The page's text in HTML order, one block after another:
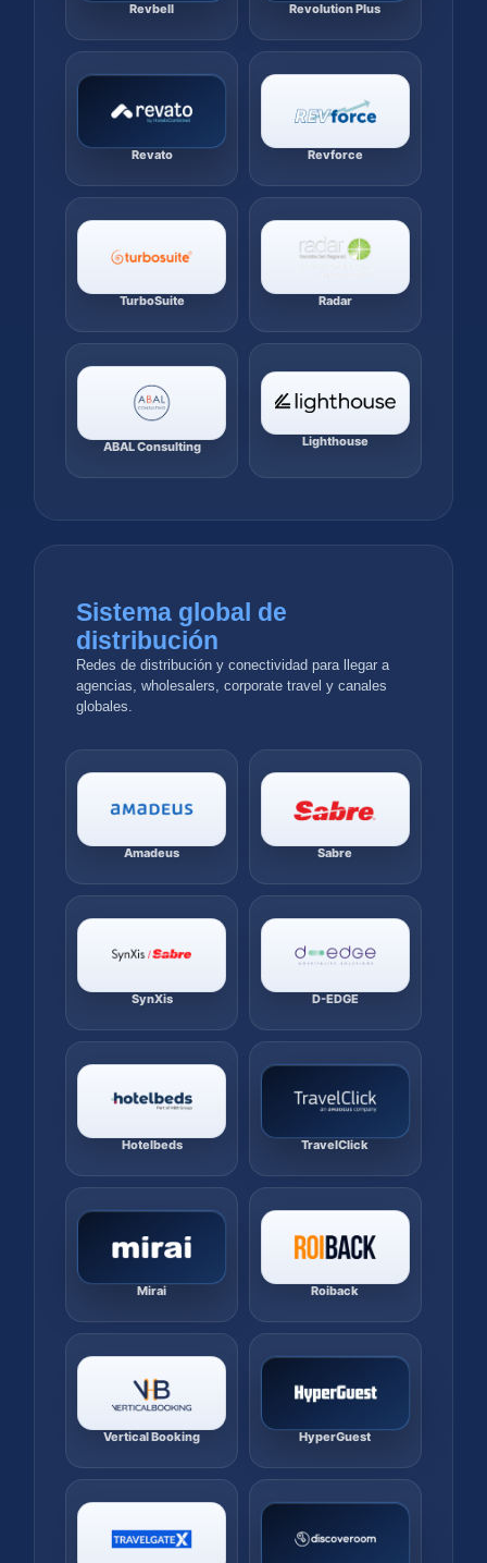
Revbell Revolution Plus
Revato Revforce
TurboSuite Radar
ABAL Consulting Lighthouse
Sistema global de
distribución
Redes de distribución y conectividad para llegar a
agencias, wholesalers, corporate travel y canales
globales.
Amadeus Sabre
SynXis D-EDGE
Hotelbeds TravelClick
Mirai Roiback
Vertical Booking HyperGuest